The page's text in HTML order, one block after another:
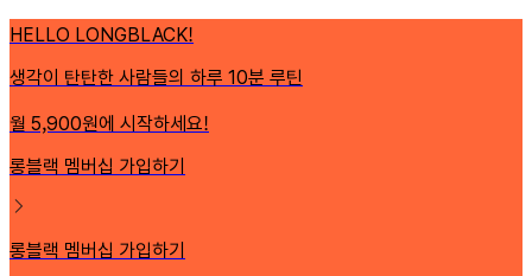
HELLO LONGBLACK!
생각이 탄탄한 사람들의 하루 10분 루틴
월 5,900원에 시작하세요!
롱블랙 멤버십 가입하기
롱블랙 멤버십 가입하기